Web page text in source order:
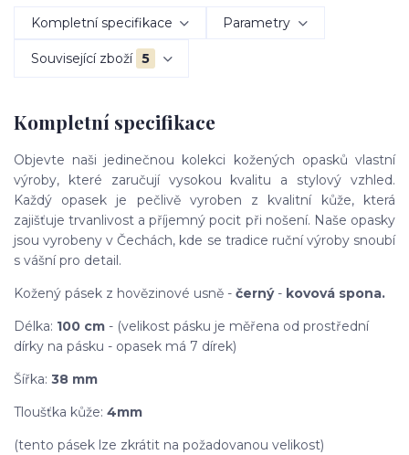
Kompletní specifikace Parametry
Související zboží 5
Kompletní specifikace
Objevte naši jedinečnou kolekci kožených opasků vlastní
výroby, které zaručují vysokou kvalitu a stylový vzhled.
Každý opasek je pečlivě vyroben z kvalitní kůže, která
zajišťuje trvanlivost a příjemný pocit při nošení. Naše opasky
jsou vyrobeny v Čechách, kde se tradice ruční výroby snoubí
s vášní pro detail.
Kožený pásek z hovězinové usně - černý- kovová spona.
Délka: 100 cm - (velikost pásku je měřena od prostřední
dírky na pásku - opasek má 7 dírek)
Šířka: 38 mm
Tloušťka kůže: 4mm
(tento pásek lze zkrátit na požadovanou velikost)